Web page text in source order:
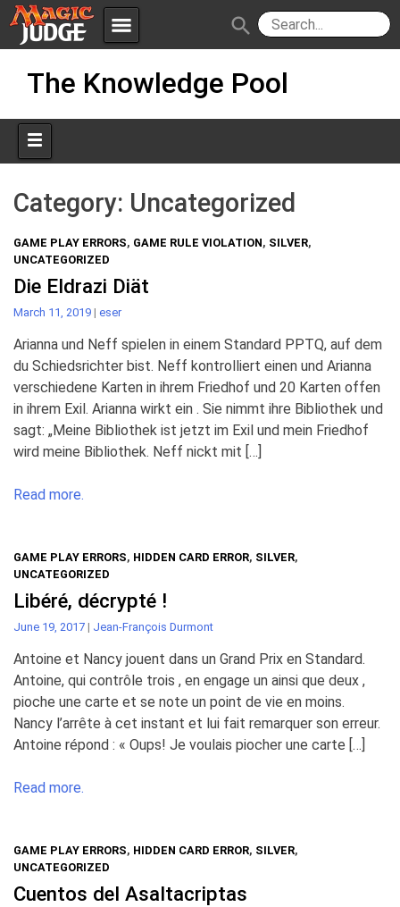
menu
Apps JudgeApps
Forum
Judges
Policies IPG
JAR
search
The Knowledge Pool
Category: Uncategorized
GAME PLAY ERRORS, GAME RULE VIOLATION, SILVER,
UNCATEGORIZED
Die Eldrazi Diät
March 11, 2019 | eser
Arianna und Neff spielen in einem Standard PPTQ, auf dem
du Schiedsrichter bist. Neff kontrolliert einen und Arianna
verschiedene Karten in ihrem Friedhof und 20 Karten offen
in ihrem Exil. Arianna wirkt ein . Sie nimmt ihre Bibliothek und
sagt: „Meine Bibliothek ist jetzt im Exil und mein Friedhof
wird meine Bibliothek. Neff nickt mit […]
Read more.
GAME PLAY ERRORS, HIDDEN CARD ERROR, SILVER,
UNCATEGORIZED
Libéré, décrypté !
June 19, 2017 | Jean-François Durmont
Antoine et Nancy jouent dans un Grand Prix en Standard.
Antoine, qui contrôle trois , en engage un ainsi que deux ,
pioche une carte et se note un point de vie en moins.
Nancy l’arrête à cet instant et lui fait remarquer son erreur.
Antoine répond : « Oups! Je voulais piocher une carte […]
Read more.
GAME PLAY ERRORS, HIDDEN CARD ERROR, SILVER,
UNCATEGORIZED
Cuentos del Asaltacriptas